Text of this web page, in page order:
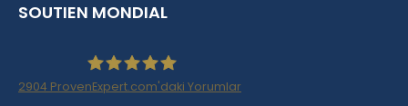
SOUTIEN MONDIAL
2904 ProvenExpert.com'daki Yorumlar